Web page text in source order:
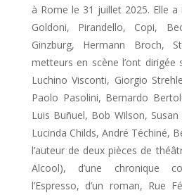
à Rome le 31 juillet 2025. Elle
Goldoni, Pirandello, Copi,
Ginzburg, Hermann Broch,
metteurs en scène l’ont dirigée
Luchino Visconti, Giorgio
Paolo Pasolini, Bernardo
Luis Buñuel, Bob Wilson,
Lucinda Childs, André Téchiné,
l’auteur de deux piè­ces de
Alcool), d’une chronique
l’Espresso, d’un roman, Rue